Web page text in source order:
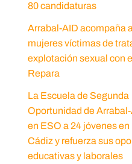
80 candidaturas
Arrabal-AID acompaña
mujeres víctimas de
explotación sexual con
Repara
La Escuela de Segunda
Oportunidad de
en ESO a 24 jóvenes
Cádiz y refuerza sus
educativas y laborales